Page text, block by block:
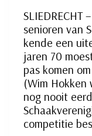
senioren van
kende een
jaren 70
pas komen
(Wim Hokken
nog nooit
competitie